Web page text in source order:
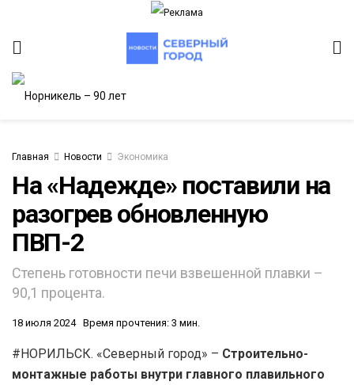
Главная Новости Экономика
На «Надежде» поставили на
разогрев обновленную
ПВП-2
Степень готовности печи взвешенной плавки –
90,1 процента.
18 июля 2024 Время прочтения: 3 мин.
#НОРИЛЬСК. «Северный город» – Строительно-
монтажные работы внутри главного плавильного